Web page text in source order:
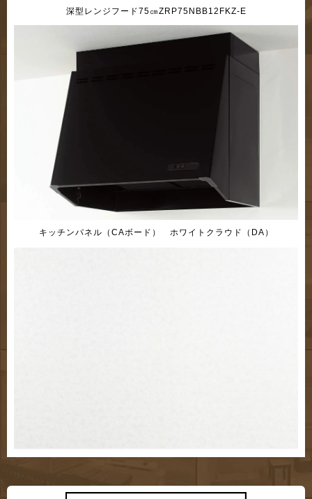
深型レンジフード75㎝ZRP75NBB12FKZ-E
キッチンパネル（CAボード） ホワイトクラウド（DA）